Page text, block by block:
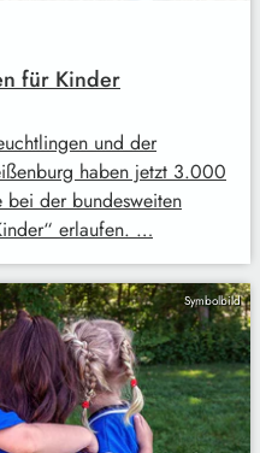
für Kinder
und der
haben jetzt 3.000
der bundesweiten
erlaufen. …
Symbolbild